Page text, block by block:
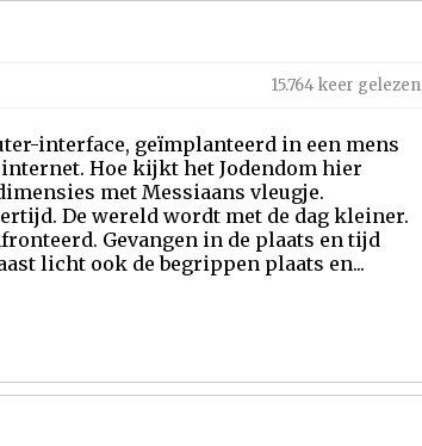
15.764 keer gelezen
interface, geïmplanteerd in een mens
Hoe kijkt het Jodendom hier
met Messiaans vleugje.
De wereld wordt met de dag kleiner.
Gevangen in de plaats en tijd
licht ook de begrippen plaats en...